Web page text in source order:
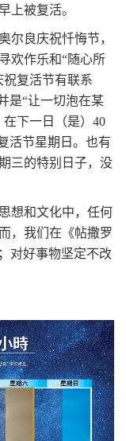
上被复活。
尔良庆祝忏悔节，
欢作乐和“随心所
复活节有联系
是“让一切泡在某
下一日（是） 40
活节星期日。也有
三的特别日子，没
想和文化中，任何
，我们在《帖撒罗
对好事物坚定不改